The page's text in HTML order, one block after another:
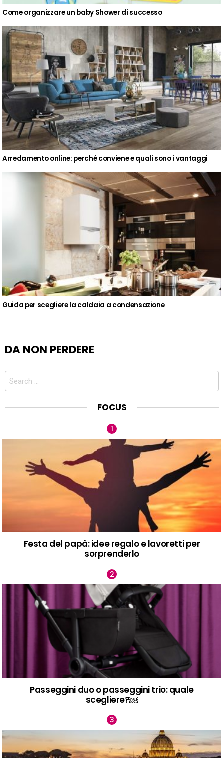
Come organizzare un baby Shower di successo
Arredamento online: perché conviene e quali sono i vantaggi
Guida per scegliere la caldaia a condensazione
DA NON PERDERE
Search
FOCUS
Festa del papà: idee regalo e lavoretti per
sorprenderlo
Passeggini duo o passeggini trio: quale
scegliere?￼